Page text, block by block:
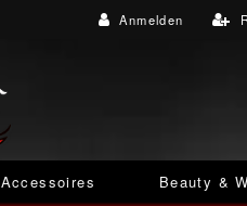
Anmelden
Accessoires Beauty &